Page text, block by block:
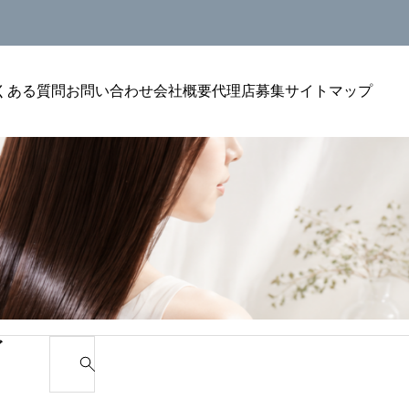
ある質問お問い合わせ会社概要代理店募集サイトマップ
ン
美容室単価アップ
美容室のトリートメントをリピートにつなげ
る方法｜単価アップを安定させる考え方
美容室の
a